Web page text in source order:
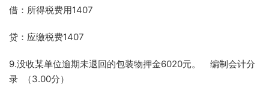
借：所得税费用1407
贷：应缴税费1407
9.没收某单位逾期未退回的包装物押金6020元。 编制会计分
录 （3.00分）